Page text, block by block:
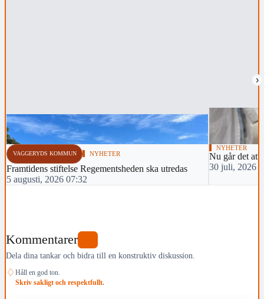
›
VAGGERYDS KOMMUN NYHETER
Framtidens stiftelse Regementsheden ska utredas
5 augusti, 2026 07:32
NYHETER
Nu går det att
30 juli, 2026
Kommentarer
Dela dina tankar och bidra till en konstruktiv diskussion.
♢ Håll en god ton.
Skriv sakligt och respektfullt.